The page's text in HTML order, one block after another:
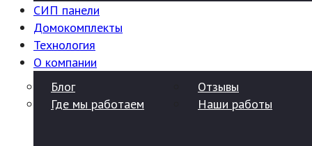
СИП панели
Домокомплекты
Технология
О компании
Блог
Где мы работаем
Отзывы
Наши работы